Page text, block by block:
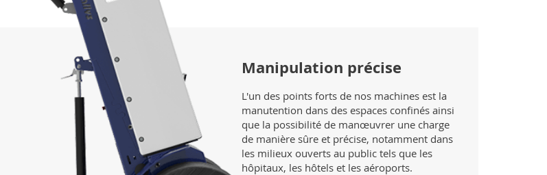
Manipulation précise
L'un des points forts de nos machines est la
manutention dans des espaces confinés ainsi
que la possibilité de manœuvrer une charge
de manière sûre et précise, notamment dans
les milieux ouverts au public tels que les
hôpitaux, les hôtels et les aéroports.